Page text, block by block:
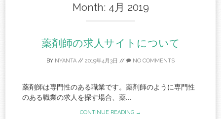
Month: 4月 2019
薬剤師の求人サイトについて
BY NYANTA // 2019年4月3日 // NO COMMENTS
薬剤師は専門性のある職業です。薬剤師のように専門性
のある職業の求人を探す場合、薬...
CONTINUE READING →